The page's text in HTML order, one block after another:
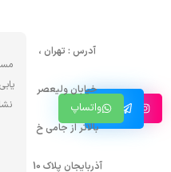
اینستاگرام
کانال
تلگرامواتساپ
آدرس : تهران ،
خیابان ولیعصر
بالاتر از جامی خ
آذربایجان پلاک 10